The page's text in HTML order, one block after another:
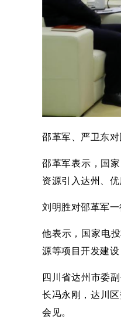
邵革军、严卫东
邵革军表示，国
资源引入达州、
刘明胜对邵革军
他表示，国家电
源等项目开发建
四川省达州市委
长冯永刚，达川
会见。